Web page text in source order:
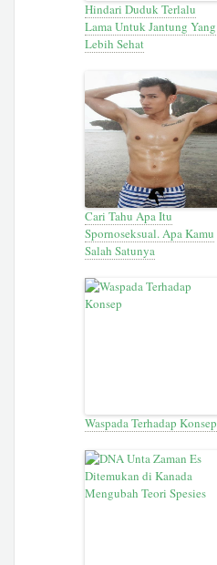
Hindari Duduk Terlalu
Lama Untuk Jantung Yang
Lebih Sehat
Cari Tahu Apa Itu
Spornoseksual. Apa Kamu
Salah Satunya
Waspada Terhadap Konsep